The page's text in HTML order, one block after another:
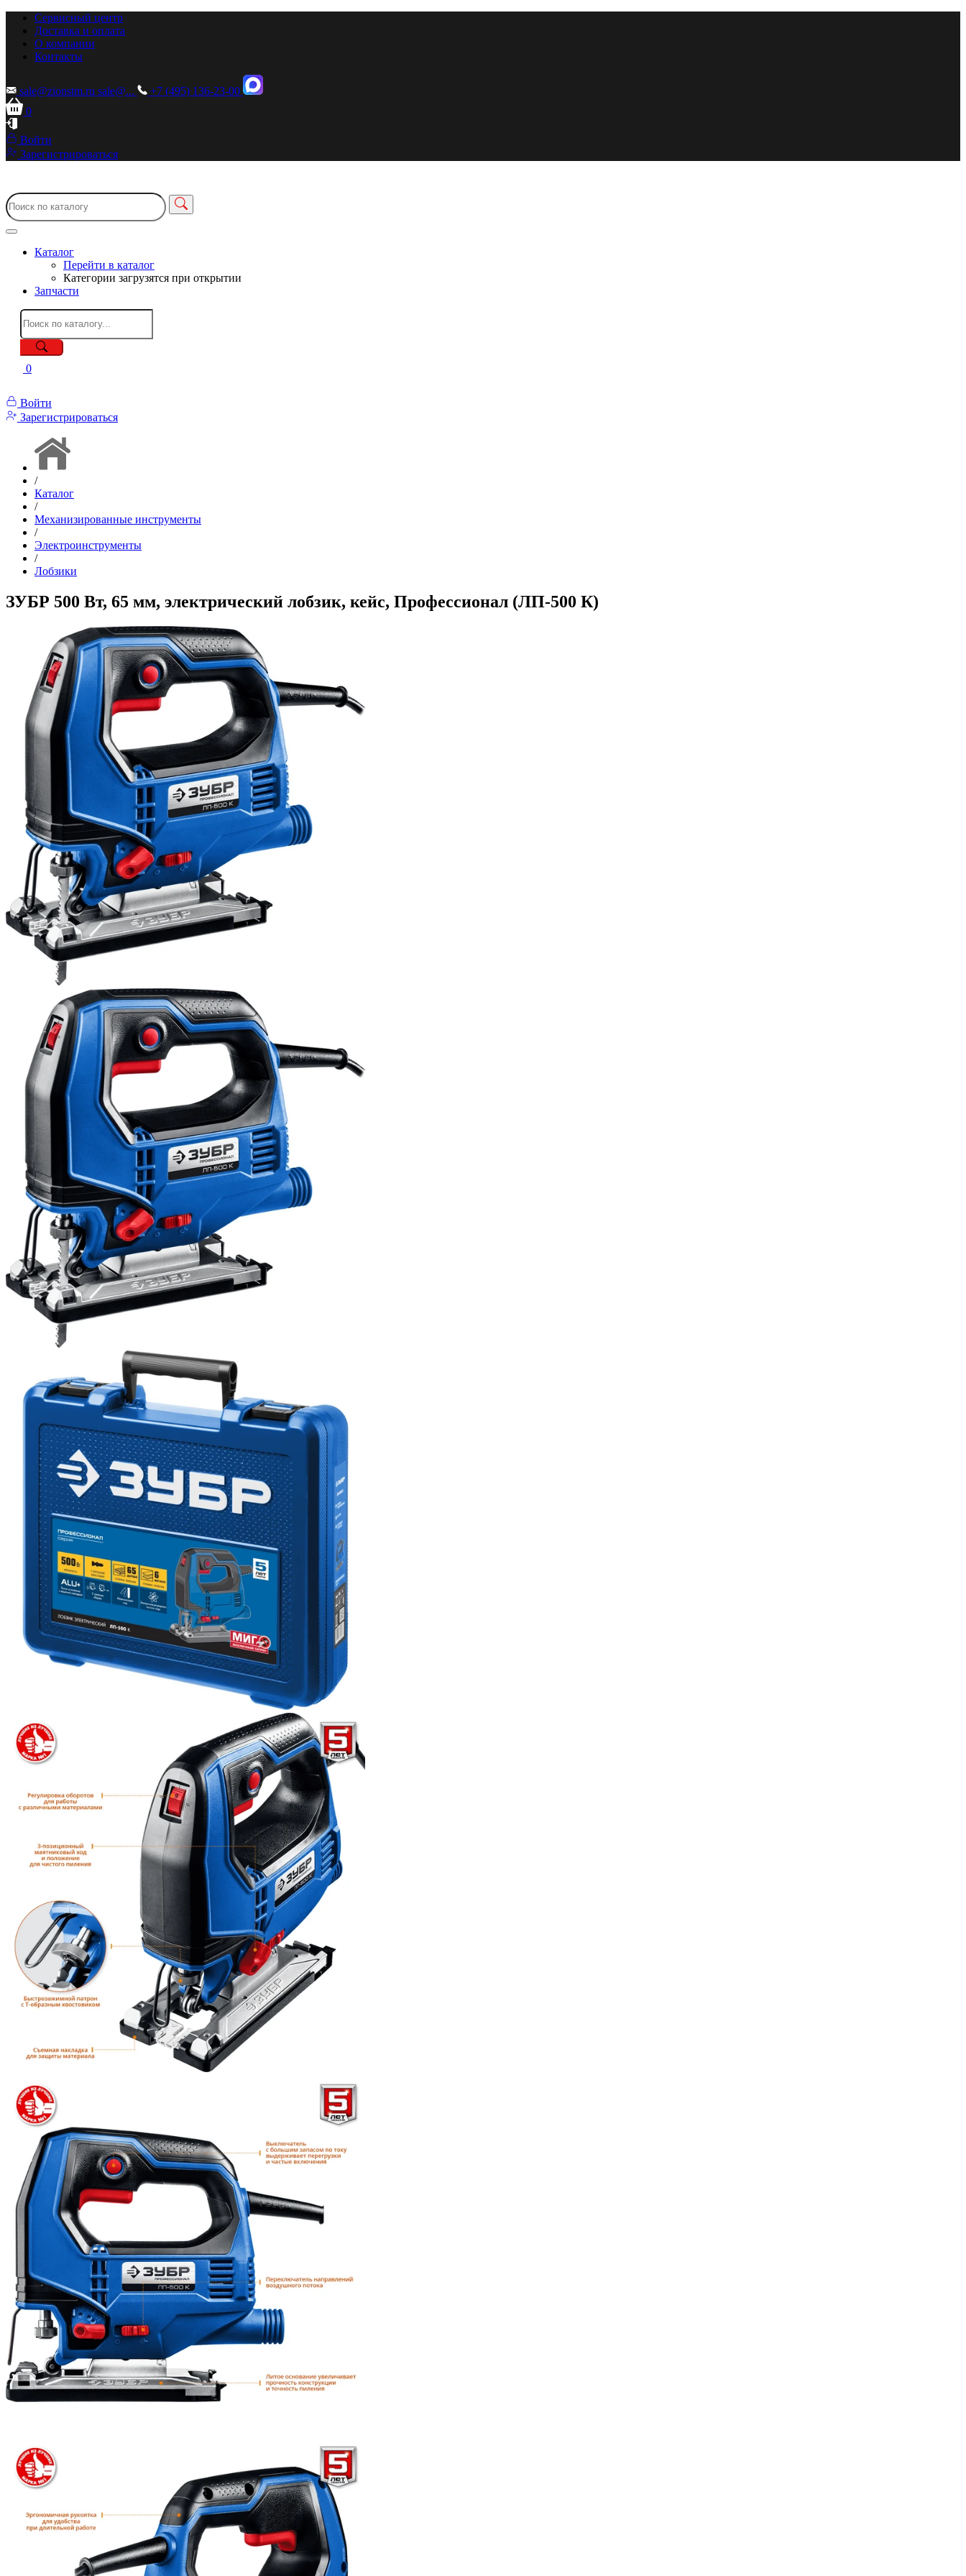
Сервисный центр
Доставка и оплата
О компании
Контакты
sale@zionstm.ru sale@...
+7 (495) 136-23-00
0
Войти
Зарегистрироваться
Каталог
Перейти в каталог
Категории загрузятся при открытии
Запчасти
0
Войти
Зарегистрироваться
/
Каталог
/
Механизированные инструменты
/
Электроинструменты
/
Лобзики
ЗУБР 500 Вт, 65 мм, электрический лобзик, кейс, Профессионал (ЛП-500 К)